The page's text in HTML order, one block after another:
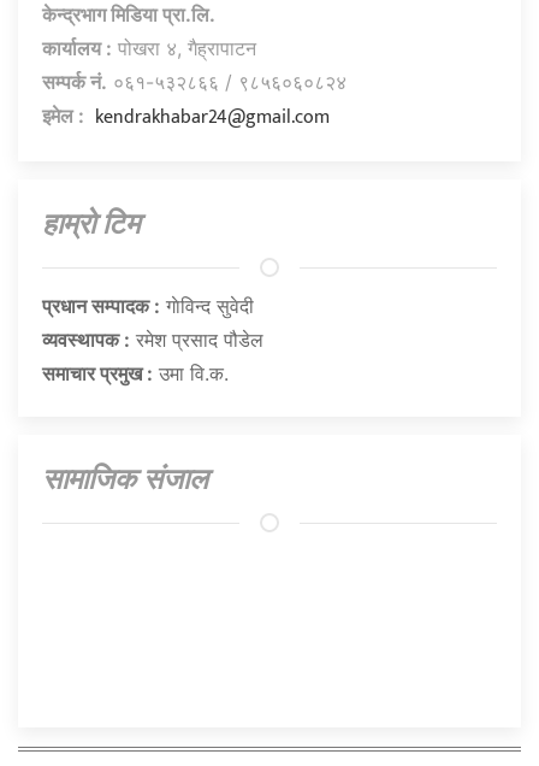
केन्द्रभाग मिडिया प्रा.लि.
कार्यालय : पोखरा ४, गैह्रापाटन
सम्पर्क नं. ०६१-५३२८६६ / ९८५६०६०८२४
इमेल : kendrakhabar24@gmail.com
हाम्राे टिम
प्रधान सम्पादक : गाेविन्द सुवेदी
व्यवस्थापक : रमेश प्रसाद पौडेल
समाचार प्रमुख : उमा वि.क.
सामाजिक संजाल